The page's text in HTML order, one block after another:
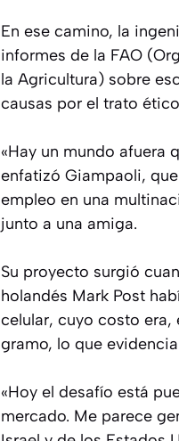
En ese camino, la
informes de la FAO
la Agricultura) sobre
causas por el trato
«Hay un mundo afuera
enfatizó Giampaoli,
empleo en una
junto a una amiga.
Su proyecto surgió
holandés Mark Post
celular, cuyo costo
gramo, lo que
«Hoy el desafío está
mercado. Me parece